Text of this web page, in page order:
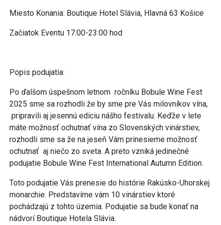
Miesto Konania: Boutique Hotel Slávia, Hlavná 63 Košice
Začiatok Eventu 17:00-23:00 hod
Popis podujatia:
Po ďalšom úspešnom letnom ročníku Bobule Wine Fest
2025 sme sa rozhodli že by sme pre Vás milovníkov vína,
pripravili aj jesennú edíciu nášho festivalu. Keďže v lete
máte možnosť ochutnať vína zo Slovenských vinárstiev,
rozhodli sme sa že na jeseň Vám prinesieme možnosť
ochutnať aj niečo zo sveta. A preto vzniká jedinečné
podujatie Bobule Wine Fest International Autumn Edition.
Toto podujatie Vás prenesie do histórie Rakúsko-Uhorskej
monarchie. Predstavíme vám 10 vinárstiev ktoré
pochádzajú z tohto územia. Podujatie sa bude konať na
nádvorí Boutique Hotela Slávia.